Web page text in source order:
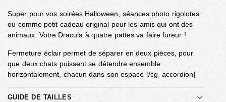
Super pour vos soirées Halloween, séances photo rigolotes
ou comme petit cadeau original pour les amis qui ont des
animaux. Votre Dracula à quatre pattes va faire fureur !
Fermeture éclair permet de séparer en deux pièces, pour
que deux chats puissent se détendre ensemble
horizontalement, chacun dans son espace [/cg_accordion]
GUIDE DE TAILLES